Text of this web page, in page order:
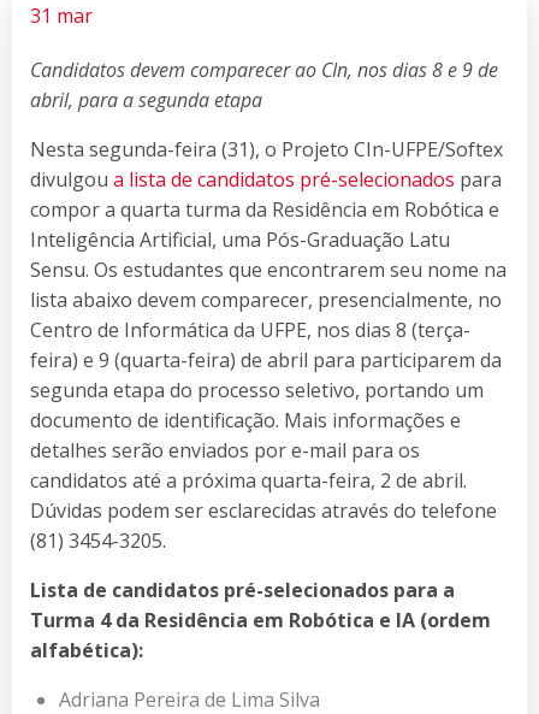
31 mar
Candidatos devem comparecer ao CIn, nos dias 8 e 9 de
abril, para a segunda etapa
Nesta segunda-feira (31), o Projeto CIn-UFPE/Softex
divulgou a lista de candidatos pré-selecionados para
compor a quarta turma da Residência em Robótica e
Inteligência Artificial, uma Pós-Graduação Latu
Sensu. Os estudantes que encontrarem seu nome na
lista abaixo devem comparecer, presencialmente, no
Centro de Informática da UFPE, nos dias 8 (terça-
feira) e 9 (quarta-feira) de abril para participarem da
segunda etapa do processo seletivo, portando um
documento de identificação. Mais informações e
detalhes serão enviados por e-mail para os
candidatos até a próxima quarta-feira, 2 de abril.
Dúvidas podem ser esclarecidas através do telefone
(81) 3454-3205.
Lista de candidatos pré-selecionados para a
Turma 4 da Residência em Robótica e IA (ordem
alfabética):
Adriana Pereira de Lima Silva